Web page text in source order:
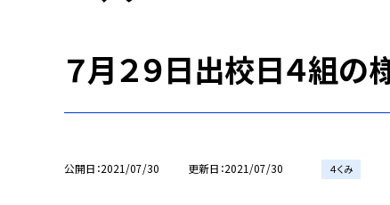
７月２９日出校日４組の
公開日 2021/07/30 更新日 2021/07/30 ４くみ